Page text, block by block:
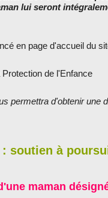
lui seront
en page d'accueil du
de l'Enfance
permettra d'obtenir
soutien à
maman